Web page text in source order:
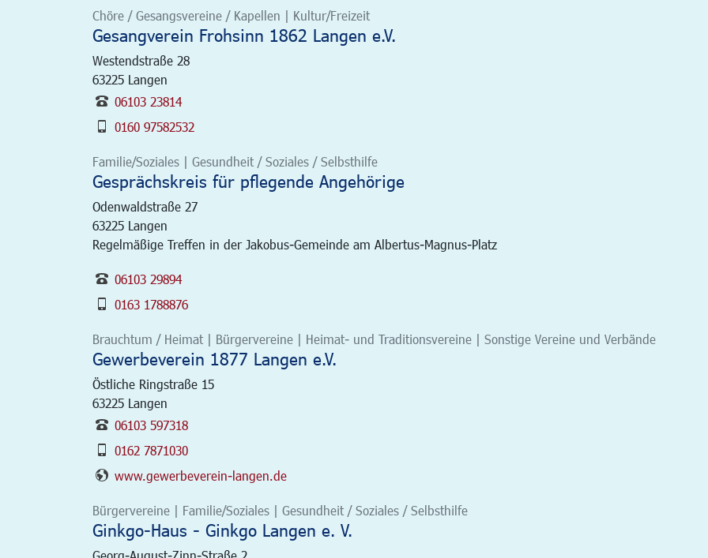
Chöre / Gesangsvereine / Kapellen | Kultur/Freizeit
Gesangverein Frohsinn 1862 Langen e.V.
Westendstraße 28
63225 Langen
06103 23814
0160 97582532
Familie/Soziales | Gesundheit / Soziales / Selbsthilfe
Gesprächskreis für pflegende Angehörige
Odenwaldstraße 27
63225 Langen
Regelmäßige Treffen in der Jakobus-Gemeinde am Albertus-Magnus-Platz
06103 29894
0163 1788876
Brauchtum / Heimat | Bürgervereine | Heimat- und Traditionsvereine | Sonstige Vereine und Verbände
Gewerbeverein 1877 Langen e.V.
Östliche Ringstraße 15
63225 Langen
06103 597318
0162 7871030
www.gewerbeverein-langen.de
Bürgervereine | Familie/Soziales | Gesundheit / Soziales / Selbsthilfe
Ginkgo-Haus - Ginkgo Langen e. V.